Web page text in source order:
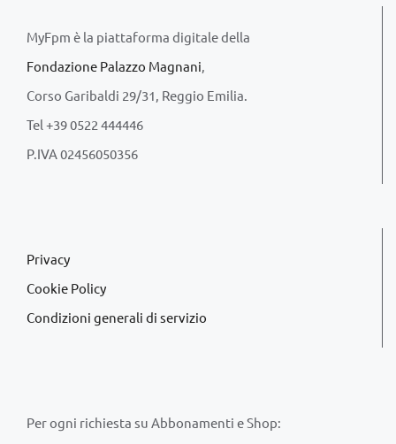
MyFpm è la piattaforma digitale della
Fondazione Palazzo Magnani,
Corso Garibaldi 29/31, Reggio Emilia.
Tel +39 0522 444446
P.IVA 02456050356
Privacy
Cookie Policy
Condizioni generali di servizio
Per ogni richiesta su Abbonamenti e Shop: